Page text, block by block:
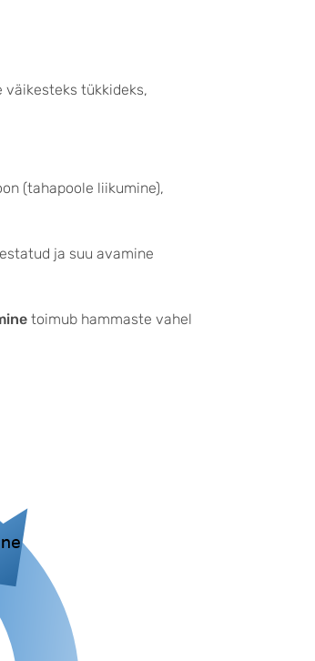
väikesteks tükkideks,
(tahapoole liikumine),
ja suu avamine
toimub hammaste vahel